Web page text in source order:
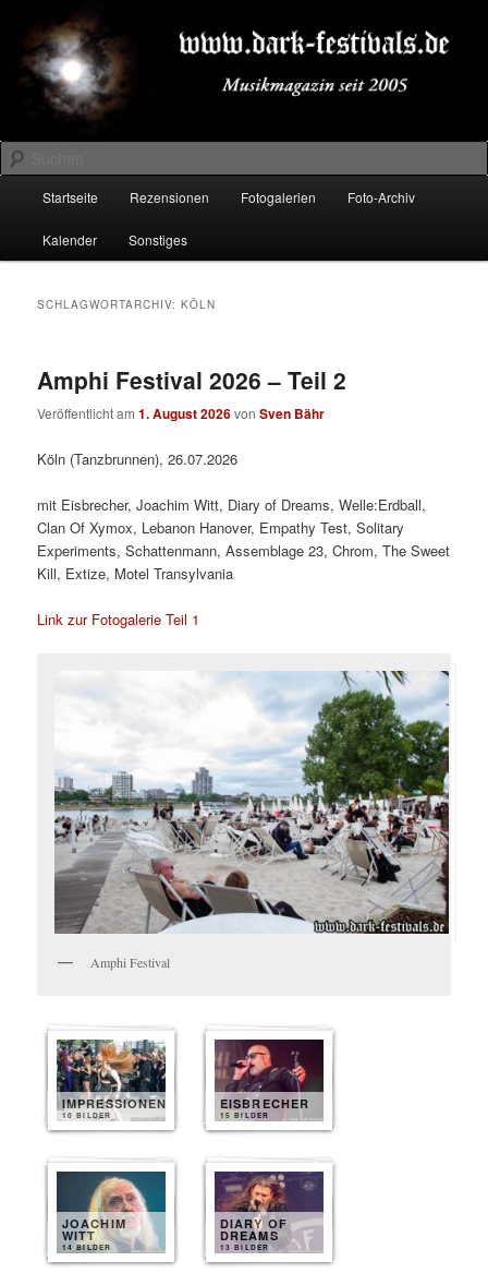
primären
Inhalt
springen
sekundären
Inhalt
springenDARK-FESTIVALS.DE
Suchen
Startseite Rezensionen Fotogalerien Foto-Archiv
Kalender Sonstiges
SCHLAGWORTARCHIV:KÖLN
Amphi Festival 2026 – Teil 2
Veröffentlicht am1. August 2026vonSven Bähr
Köln (Tanzbrunnen), 26.07.2026
mit Eisbrecher, Joachim Witt, Diary of Dreams, Welle:Erdball,
Clan Of Xymox, Lebanon Hanover, Empathy Test, Solitary
Experiments, Schattenmann, Assemblage 23, Chrom, The Sweet
Kill, Extize, Motel Transylvania
Link zur Fotogalerie Teil 1
Amphi Festival
IMPRESSIONEN
10 BILDER
EISBRECHER
15 BILDER
JOACHIM
WITT
14 BILDER
DIARY OF
DREAMS
13 BILDER